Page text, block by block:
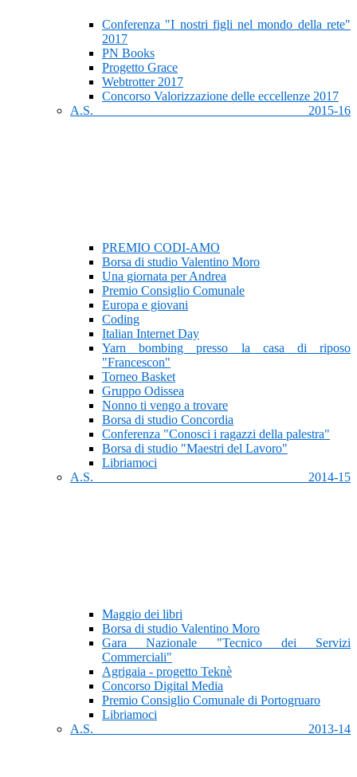
Conferenza "I nostri figli nel mondo della rete"
2017
PN Books
Progetto Grace
Webtrotter 2017
Concorso Valorizzazione delle eccellenze 2017
A.S. 2015-16
PREMIO CODI-AMO
Borsa di studio Valentino Moro
Una giornata per Andrea
Premio Consiglio Comunale
Europa e giovani
Coding
Italian Internet Day
Yarn bombing presso la casa di riposo
"Francescon"
Torneo Basket
Gruppo Odissea
Nonno ti vengo a trovare
Borsa di studio Concordia
Conferenza "Conosci i ragazzi della palestra"
Borsa di studio "Maestri del Lavoro"
Libriamoci
A.S. 2014-15
Maggio dei libri
Borsa di studio Valentino Moro
Gara Nazionale "Tecnico dei Servizi
Commerciali"
Agrigaia - progetto Teknè
Concorso Digital Media
Premio Consiglio Comunale di Portogruaro
Libriamoci
A.S. 2013-14